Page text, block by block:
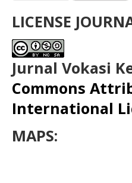
LICENSE
Jurnal Vokasi
Commons
International
MAPS: